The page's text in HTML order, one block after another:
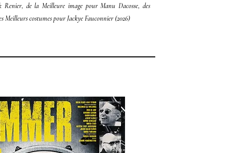
de la Meilleure image pour Manu Dacosse, des
Meilleurs costumes pour Jackye Fauconnier (2026)